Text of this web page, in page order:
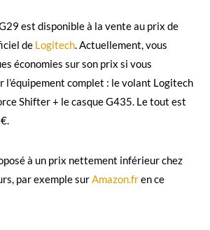
est disponible à la vente au prix de
de Logitech. Actuellement, vous
économies sur son prix si vous
l’équipement complet : le volant Logitech
Shifter + le casque G435. Le tout est
à un prix nettement inférieur chez
par exemple surAmazon.fren ce